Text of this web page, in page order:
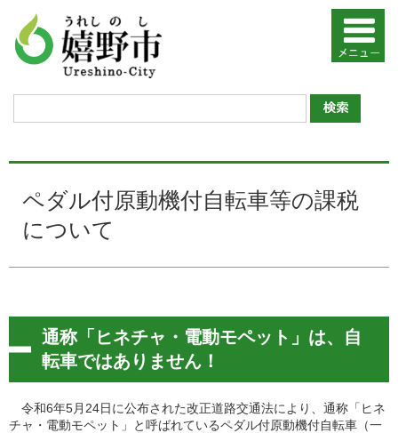
ペダル付原動機付自転車等の課税
について
通称「 ヒネチャ・電動モペット」 は、自
転車ではありません！
令和6年5月24日に公布された改正道路交通法により、通称「ヒネ
チャ・電動モペット」と呼ばれているペダル付原動機付自転車（一